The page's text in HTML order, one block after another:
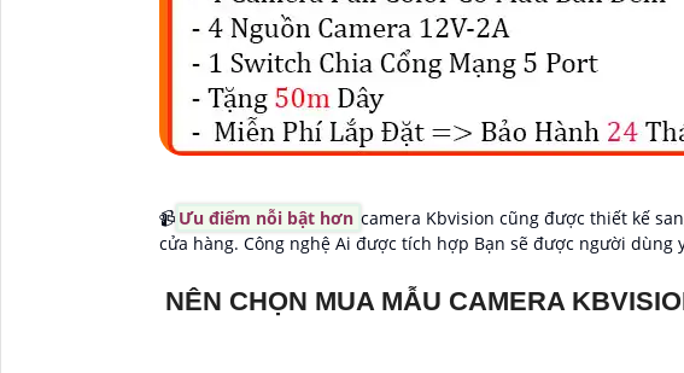
📹 Ưu điểm nỗi bật hơn camera Kbvision cũng được thiết kế
cửa hàng. Công nghệ Ai được tích hợp Bạn sẽ được người
NÊN CHỌN MUA MẪU CAMERA